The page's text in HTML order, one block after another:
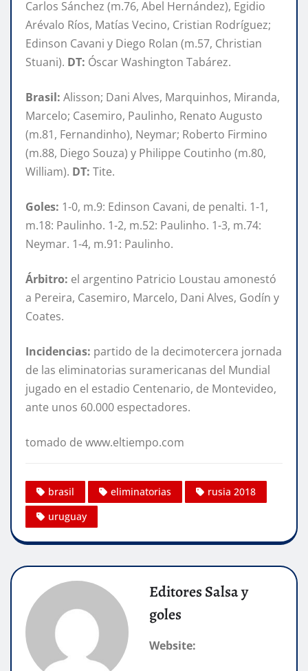
Carlos Sánchez (m.76, Abel Hernández), Egidio
Arévalo Ríos, Matías Vecino, Cristian Rodríguez;
Edinson Cavani y Diego Rolan (m.57, Christian
Stuani). DT: Óscar Washington Tabárez.
Brasil: Alisson; Dani Alves, Marquinhos, Miranda,
Marcelo; Casemiro, Paulinho, Renato Augusto
(m.81, Fernandinho), Neymar; Roberto Firmino
(m.88, Diego Souza) y Philippe Coutinho (m.80,
William). DT: Tite.
Goles: 1-0, m.9: Edinson Cavani, de penalti. 1-1,
m.18: Paulinho. 1-2, m.52: Paulinho. 1-3, m.74:
Neymar. 1-4, m.91: Paulinho.
Árbitro: el argentino Patricio Loustau amonestó
a Pereira, Casemiro, Marcelo, Dani Alves, Godín y
Coates.
Incidencias: partido de la decimotercera jornada
de las eliminatorias suramericanas del Mundial
jugado en el estadio Centenario, de Montevideo,
ante unos 60.000 espectadores.
tomado de www.eltiempo.com
brasil eliminatorias
rusia 2018
uruguay
Editores Salsa y
goles
Website: